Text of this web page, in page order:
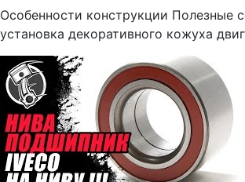
Особенности конструкции Полезные
установка декоративного кожуха